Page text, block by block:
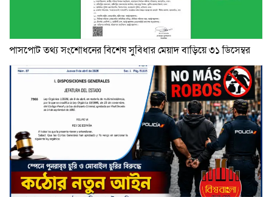
পাসপোর্ট তথ্য সংশোধনের বিশেষ সুবিধার মেয়াদ বাড়িয়ে ৩১ ডিসেম্বর